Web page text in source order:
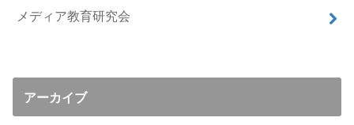
メディア教育研究会
アーカイブ